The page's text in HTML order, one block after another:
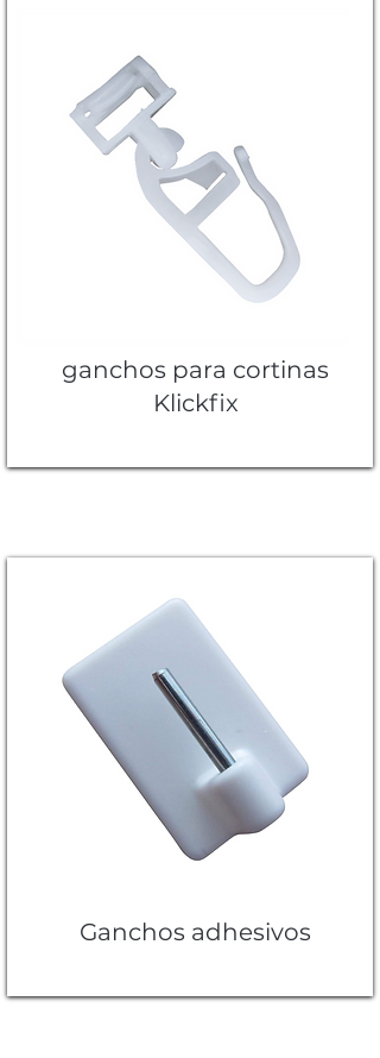
ganchos para cortinas
Klickfix
Ganchos adhesivos